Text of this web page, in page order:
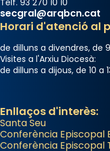
View on Facebook
2 weeks ago
Memòria de les
Acompanyant la
partir de l’Edat
que les santes
Telf. 93 270 10 10
secgral@arqbcn.cat
Horari d'atenció al
de dilluns a divendres, de
Visites a l'Arxiu Diocesà:
de dilluns a dijous, de 10 a
Enllaços d'interès:
Santa Seu
Conferència Episcopal
Conferència Episcopal